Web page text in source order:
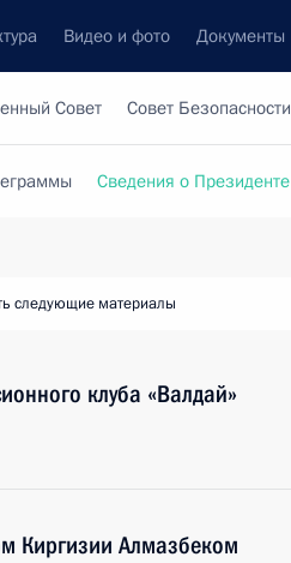
Видео и фото Документы
Совет Совет Безопасности
Сведения о Президенте
следующие материалы
клуба «Валдай»
Киргизии Алмазбеком